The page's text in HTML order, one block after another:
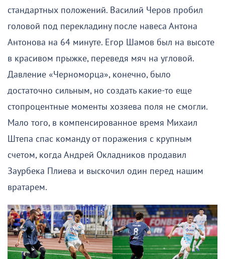
стандартных положений. Василий Черов пробил
головой под перекладину после навеса Антона
Антонова на 64 минуте. Егор Шамов был на высоте
в красивом прыжке, переведя мяч на угловой.
Давление «Черноморца», конечно, было
достаточно сильным, но создать какие-то еще
стопроцентные моменты хозяева поля не смогли.
Мало того, в компенсированное время Михаил
Штепа спас команду от поражения с крупным
счетом, когда Андрей Окладников продавил
Заурбека Плиева и выскочил один перед нашим
вратарем.